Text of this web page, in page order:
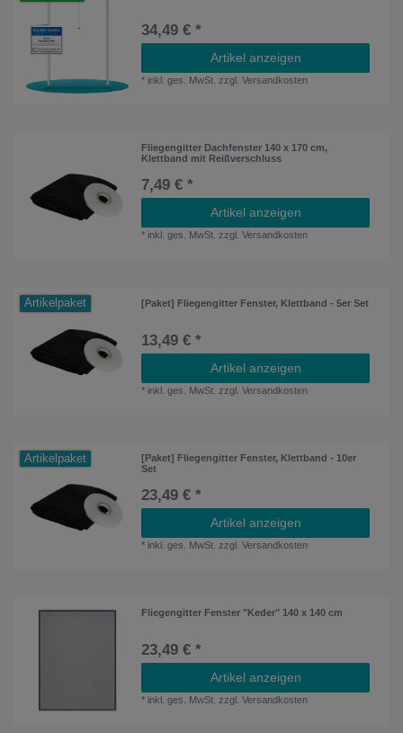
34,49 € *
Artikel anzeigen
* inkl. ges. MwSt. zzgl.Versandkosten
Fliegengitter Dachfenster 140 x 170 cm,
Klettband mit Reißverschluss
7,49 € *
Artikel anzeigen
* inkl. ges. MwSt. zzgl.Versandkosten
Artikelpaket [Paket] Fliegengitter Fenster, Klettband - 5er Set
13,49 € *
Artikel anzeigen
* inkl. ges. MwSt. zzgl.Versandkosten
Artikelpaket
[Paket] Fliegengitter Fenster, Klettband - 10er
Set
23,49 € *
Artikel anzeigen
* inkl. ges. MwSt. zzgl.Versandkosten
Fliegengitter Fenster "Keder" 140 x 140 cm
23,49 € *
Artikel anzeigen
* inkl. ges. MwSt. zzgl.Versandkosten